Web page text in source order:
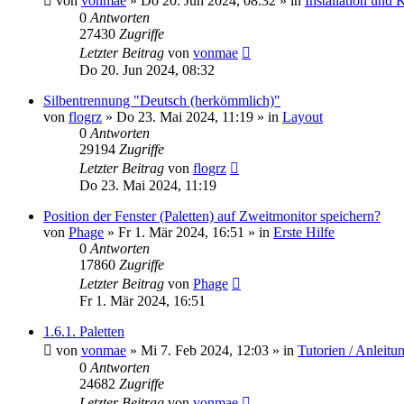
0 Antworten
27430 Zugriffe
Letzter Beitrag von vonmae
Do 20. Jun 2024, 08:32
Silbentrennung "Deutsch (herkömmlich)"
von flogrz » Do 23. Mai 2024, 11:19 » in Layout
0 Antworten
29194 Zugriffe
Letzter Beitrag von flogrz
Do 23. Mai 2024, 11:19
Position der Fenster (Paletten) auf Zweitmonitor speichern?
von Phage » Fr 1. Mär 2024, 16:51 » in Erste Hilfe
0 Antworten
17860 Zugriffe
Letzter Beitrag von Phage
Fr 1. Mär 2024, 16:51
1.6.1. Paletten
von vonmae » Mi 7. Feb 2024, 12:03 » in Tutorien /
0 Antworten
24682 Zugriffe